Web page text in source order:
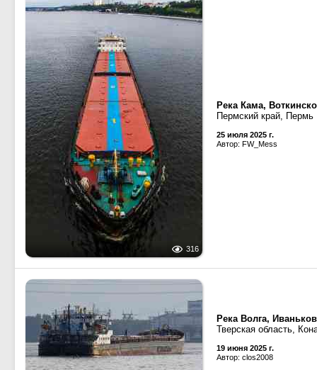
316
Река Кама,
Пермский край, Пермь
25 июля 2025 г.
Автор: FW_Mess
Река Волга,
Тверская область,
19 июня 2025 г.
Автор: clos2008